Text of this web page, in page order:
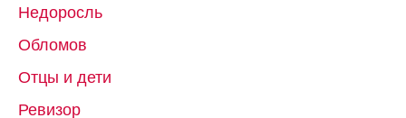
Недоросль
Обломов
Отцы и дети
Ревизор